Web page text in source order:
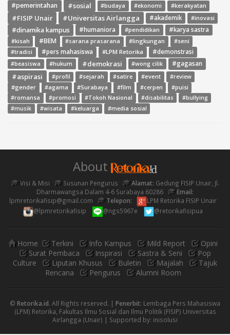
#pemerintahan
#sosial #budaya #ekonomi #kerakyatan
#FISIP Unair #Universitas Airlangga #akademik #inovasi
#dinamika kampus #humaniora #pendidikan
#karya sastra
#kisah
#BEM #sarana prasarana #lingkungan #seni
#tradisi #pers mahasiswa #LPM Retorika #demonstrasi
#beasiswa #hukum #demokrasi #wong cilik #gagasan
#aspirasi #profil #sejarah #satire #event
#review
#gender
#agama #Surabaya #film #cerpen
#puisi
#romansa
#promosi #Tokoh Nasional #disabilitas
#bullying
#musik
#wisata #keluarga #media sosial
About
Visi & Misi Susunan Pengurus Alamat: Gedung FISIP Unair, Jl.
Dharmawangsa Dalam 4-6 Surabaya 60286
Email:
lpmretorikafisip@gmail.com
Telepon:
LPM Retorika FISIP Unair
@lpmretorikafisip
@ngs5967e @retorikafisipua
Home Terkini Info Kampus Mild Report
Opini
Surat Pembaca
Inspirasi Sastra & Seni
Pop
Culture
Liputan Khusus Buletin Majalah
Tajuk
Rencana
Pengurus Alumni Room
© Retorika.id. All Rights reserved. | Penerbit: Lembaga Pers Mahasiswa
(LPM) Retorika, Fakultas Ilmu Sosial dan Ilmu Politik (FISIP) Universitas
Airlangga (Unair) | Supported by: inisolusi